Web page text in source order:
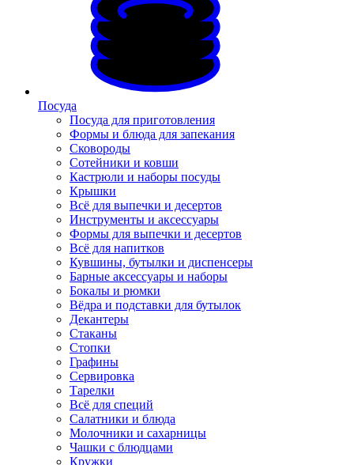
Посуда
Посуда для приготовления
Формы и блюда для запекания
Сковороды
Сотейники и ковши
Кастрюли и наборы посуды
Крышки
Всё для выпечки и десертов
Инструменты и аксессуары
Формы для выпечки и десертов
Всё для напитков
Кувшины, бутылки и диспенсеры
Барные аксессуары и наборы
Бокалы и рюмки
Вёдра и подставки для бутылок
Декантеры
Стаканы
Стопки
Графины
Сервировка
Тарелки
Всё для специй
Салатники и блюда
Молочники и сахарницы
Чашки с блюдцами
Кружки